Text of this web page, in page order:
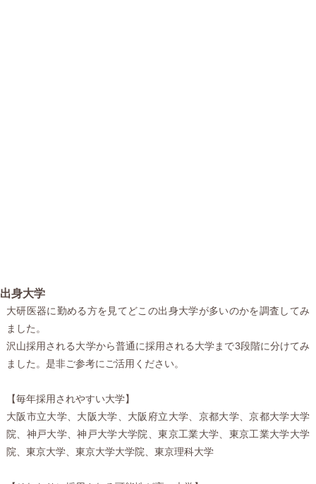
出身大学
大研医器に勤める方を見てどこの出身大学が多いのかを調査してみ
ました。
沢山採用される大学から普通に採用される大学まで3段階に分けてみ
ました。是非ご参考にご活用ください。
【毎年採用されやすい大学】
大阪市立大学、大阪大学、大阪府立大学、京都大学、京都大学大学
院、神戸大学、神戸大学大学院、東京工業大学、東京工業大学大学
院、東京大学、東京大学大学院、東京理科大学